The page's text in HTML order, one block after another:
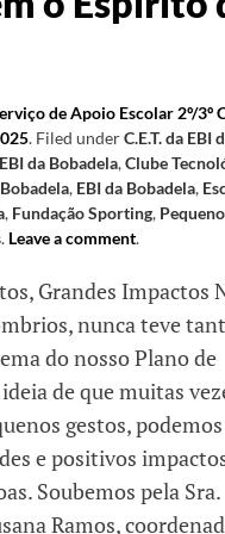
de Apoio Escolar 2º/3º
. Filed underC.E.T. da EBI
da Bobadela,Clube
, EBI da Bobadela,
, Fundação Sporting,
. Leave a comment.
Grandes Impactos
nunca teve
do nosso Plano de
de que muitas
gestos, podemos
e positivos
Soubemos pela Sra.
Ramos,